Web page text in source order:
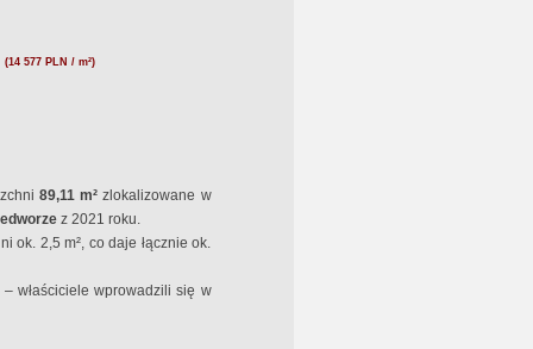
(14 577 PLN / m²)
89,11 m² zlokalizowane w
z 2021 roku.
ok. 2,5 m², co daje łącznie ok.
właściciele wprowadzili się w